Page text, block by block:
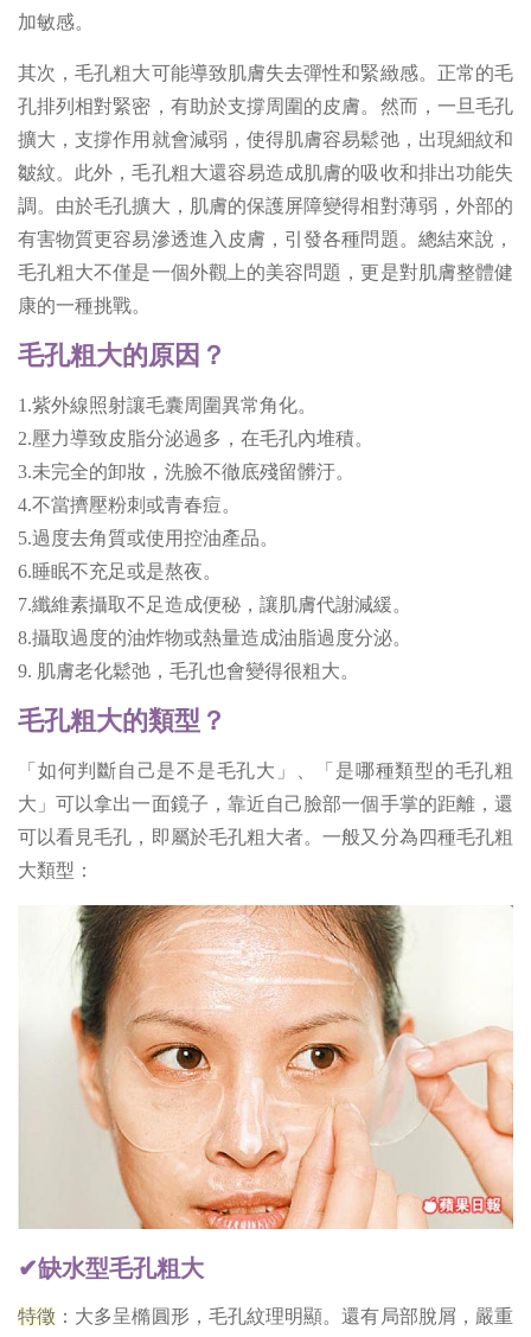
加敏感。
其次，毛孔粗大可能導致肌膚失去彈性和緊緻感。正常的毛
孔排列相對緊密，有助於支撐周圍的皮膚。然而，一旦毛孔
擴大，支撐作用就會減弱，使得肌膚容易鬆弛，出現細紋和
皺紋。此外，毛孔粗大還容易造成肌膚的吸收和排出功能失
調。由於毛孔擴大，肌膚的保護屏障變得相對薄弱，外部的
有害物質更容易滲透進入皮膚，引發各種問題。總結來說，
毛孔粗大不僅是一個外觀上的美容問題，更是對肌膚整體健
康的一種挑戰。
毛孔粗大的原因？
1.紫外線照射讓毛囊周圍異常角化。
2.壓力導致皮脂分泌過多，在毛孔內堆積。
3.未完全的卸妝，洗臉不徹底殘留髒汙。
4.不當擠壓粉刺或青春痘。
5.過度去角質或使用控油產品。
6.睡眠不充足或是熬夜。
7.纖維素攝取不足造成便秘，讓肌膚代謝減緩。
8.攝取過度的油炸物或熱量造成油脂過度分泌。
9. 肌膚老化鬆弛，毛孔也會變得很粗大。
毛孔粗大的類型？
「如何判斷自己是不是毛孔大」、「是哪種類型的毛孔粗
大」可以拿出一面鏡子，靠近自己臉部一個手掌的距離，還
可以看見毛孔，即屬於毛孔粗大者。一般又分為四種毛孔粗
大類型：
✔缺水型毛孔粗大
特徵 ：大多呈橢圓形，毛孔紋理明顯。還有局部脫屑，嚴重